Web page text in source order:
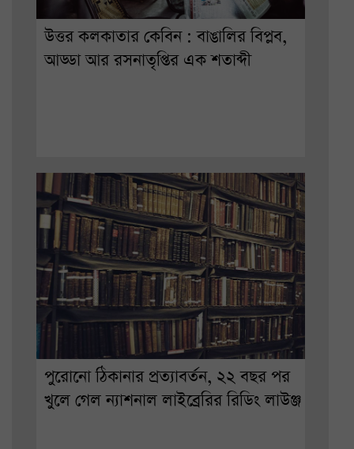
উত্তর কলকাতার কেবিন : বাঙালির বিপ্লব,
আড্ডা আর রসনাতৃপ্তির এক শতাব্দী
পুরোনো ঠিকানার প্রত্যাবর্তন, ২২ বছর পর
খুলে গেল ন্যাশনাল লাইব্রেরির রিডিং লাউঞ্জ